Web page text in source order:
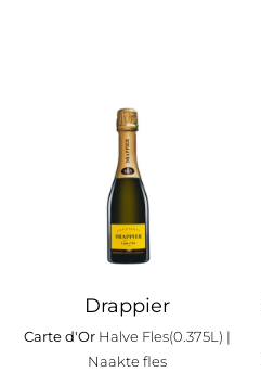
Drappier
Carte d'Or Halve Fles(0.375L) |
Naakte fles